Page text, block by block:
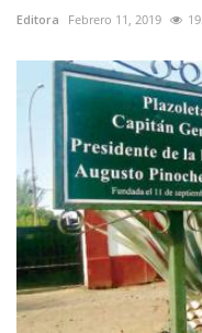
Editora Febrero 11, 2019